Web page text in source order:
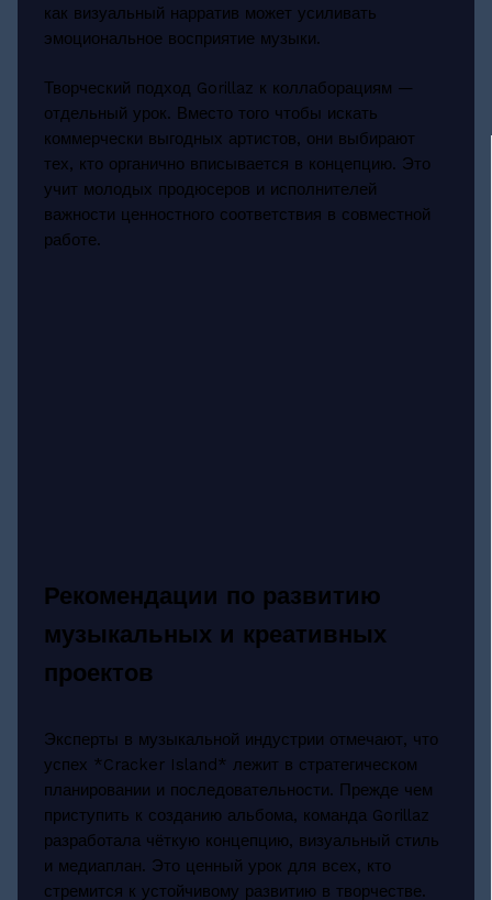
как визуальный нарратив может усиливать
эмоциональное восприятие музыки.
Творческий подход Gorillaz к коллаборациям —
отдельный урок. Вместо того чтобы искать
коммерчески выгодных артистов, они выбирают
тех, кто органично вписывается в концепцию. Это
учит молодых продюсеров и исполнителей
важности ценностного соответствия в совместной
работе.
Рекомендации по развитию
музыкальных и креативных
проектов
Эксперты в музыкальной индустрии отмечают, что
успех *Cracker Island* лежит в стратегическом
планировании и последовательности. Прежде чем
приступить к созданию альбома, команда Gorillaz
разработала чёткую концепцию, визуальный стиль
и медиаплан. Это ценный урок для всех, кто
стремится к устойчивому развитию в творчестве.